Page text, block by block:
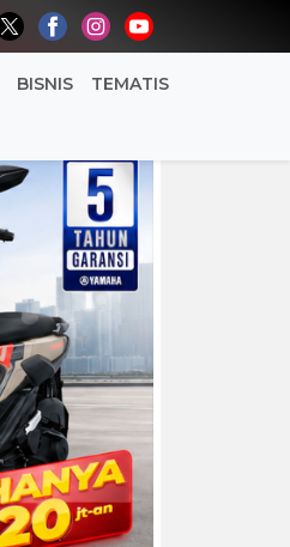
BISNIS TEMATIS